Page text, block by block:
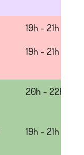
19h - 21h
19h - 21h
20h - 22h
19h - 21h